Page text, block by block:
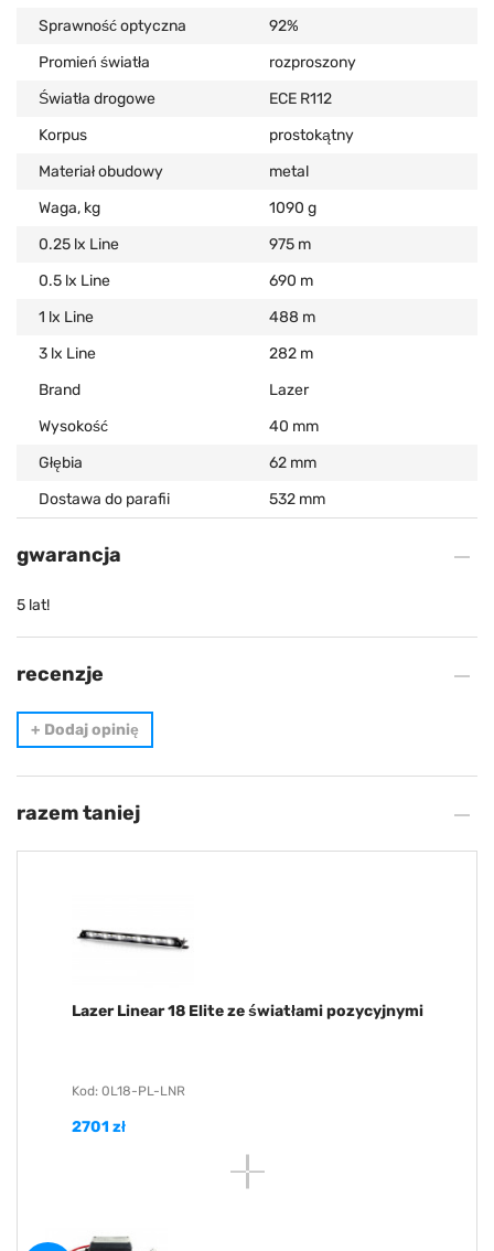
Sprawność optyczna
92%
Promień światła
rozproszony
Światła drogowe
ECE R112
Korpus
prostokątny
Materiał obudowy
metal
Waga, kg
1090 g
0.25 lx Line
975 m
0.5 lx Line
690 m
1 lx Line
488 m
3 lx Line
282 m
Brand
Lazer
Wysokość
40 mm
Głębia
62 mm
Dostawa do parafii
532 mm
gwarancja
5 lat!
recenzje
+ Dodaj opinię
razem taniej
Lazer Linear 18 Elite ze światłami pozycyjnymi
Kod: 0L18-PL-LNR
2701 zł